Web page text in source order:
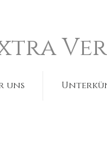
uns